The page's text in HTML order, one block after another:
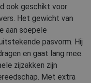
ook geschikt voor
Het gewicht van
aan soepele
pasvorm. Hij
en gaat lang mee.
zijzakken zijn
Met extra